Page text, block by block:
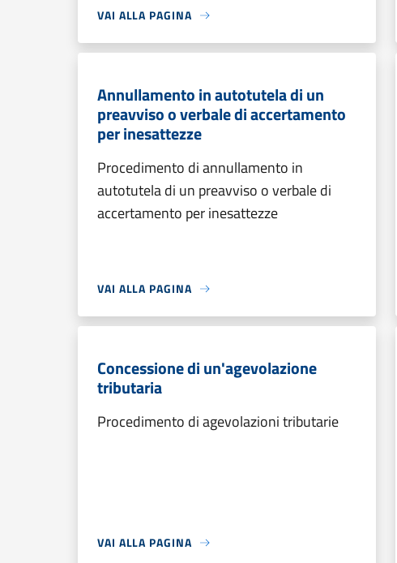
VAI ALLA PAGINA
Annullamento in autotutela di un
preavviso o verbale di accertamento
per inesattezze
Procedimento di annullamento in
autotutela di un preavviso o verbale di
accertamento per inesattezze
VAI ALLA PAGINA
Concessione di un'agevolazione
tributaria
Procedimento di agevolazioni tributarie
VAI ALLA PAGINA